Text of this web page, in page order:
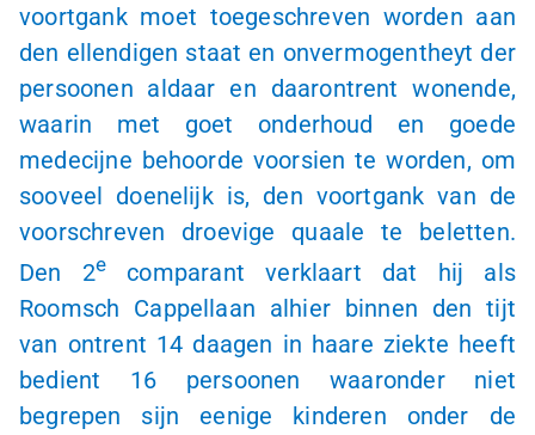
voortgank moet toegeschreven worden aan
den ellendigen staat en onvermogentheyt der
persoonen aldaar en daarontrent wonende,
waarin met goet onderhoud en goede
medecijne behoorde voorsien te worden, om
sooveel doenelijk is, den voortgank van de
voorschreven droevige quaale te beletten.
Den 2e
comparant verklaart dat hij als
Roomsch Cappellaan alhier binnen den tijt
van ontrent 14 daagen in haare ziekte heeft
bedient 16 persoonen waaronder niet
begrepen sijn eenige kinderen onder de